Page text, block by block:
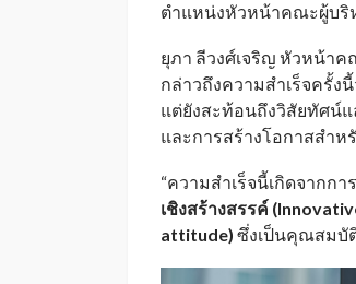
ตำแหน่งหัวหน้าคณะผู้บริ
ยุภา ลีวงศ์เจริญ หัวหน้าค
กล่าวถึงความสำเร็จครั้ง
แต่ยังสะท้อนถึงวิสัยทัศน์แ
และการสร้างโอกาสสำ
“ความสำเร็จนี้เกิดจากก
เชิงสร้างสรรค์
attitude) ซึ่งเป็นคุณสมบั